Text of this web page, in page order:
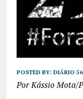
POSTED BY: DIÁRIO
Por Kássio Mota/